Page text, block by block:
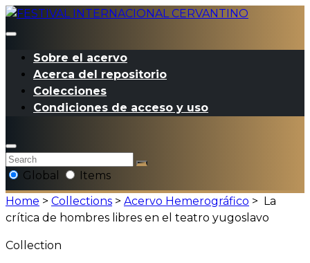
Sobre el acervo
Acerca del repositorio
Colecciones
Condiciones de acceso y uso
Global
Items
Home > Collections > Acervo Hemerográfico >
La
crítica de hombres libres en el teatro yugoslavo
Collection